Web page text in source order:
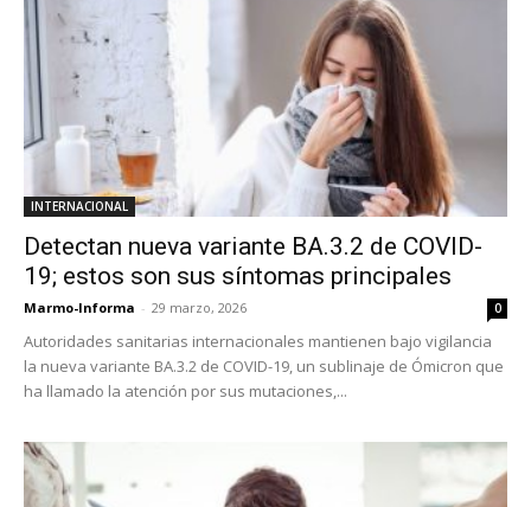
INTERNACIONAL
Detectan nueva variante BA.3.2 de COVID-
19; estos son sus síntomas principales
Marmo-Informa - 29 marzo, 2026 0
Autoridades sanitarias internacionales mantienen bajo vigilancia
la nueva variante BA.3.2 de COVID-19, un sublinaje de Ómicron que
ha llamado la atención por sus mutaciones,...